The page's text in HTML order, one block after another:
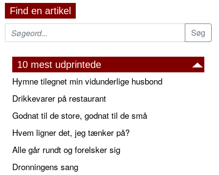
Find en artikel
10 mest udprintede
Hymne tilegnet min vidunderlige husbond
Drikkevarer på restaurant
Godnat til de store, godnat til de små
Hvem ligner det, jeg tænker på?
Alle går rundt og forelsker sig
Dronningens sang